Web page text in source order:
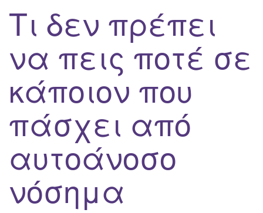
Τι δεν πρέπει
να πεις ποτέ σε
κάποιον που
πάσχει από
αυτοάνοσο
νόσημα